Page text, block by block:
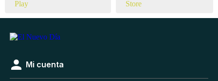
Mi cuenta